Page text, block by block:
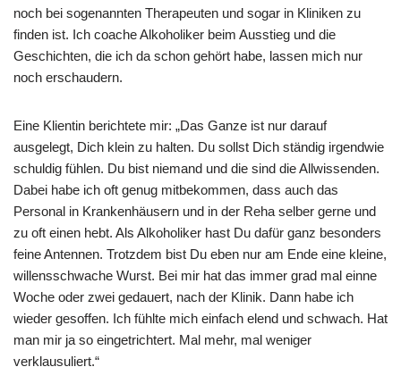
noch bei sogenannten Therapeuten und sogar in Kliniken zu
finden ist. Ich coache Alkoholiker beim Ausstieg und die
Geschichten, die ich da schon gehört habe, lassen mich nur
noch erschaudern.
Eine Klientin berichtete mir: „Das Ganze ist nur darauf
ausgelegt, Dich klein zu halten. Du sollst Dich ständig irgendwie
schuldig fühlen. Du bist niemand und die sind die Allwissenden.
Dabei habe ich oft genug mitbekommen, dass auch das
Personal in Krankenhäusern und in der Reha selber gerne und
zu oft einen hebt. Als Alkoholiker hast Du dafür ganz besonders
feine Antennen. Trotzdem bist Du eben nur am Ende eine kleine,
willensschwache Wurst. Bei mir hat das immer grad mal einne
Woche oder zwei gedauert, nach der Klinik. Dann habe ich
wieder gesoffen. Ich fühlte mich einfach elend und schwach. Hat
man mir ja so eingetrichtert. Mal mehr, mal weniger
verklausuliert.“